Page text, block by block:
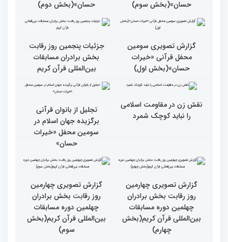
پنجم چهلمین دوره مسابقات
بین المللی قرآن کریم
قرآنی جهان متعلق به قاریان
ایران است
گزارش تصویری سومین
محفل قرآنی «خیرات
حسان»(بخش سوم)
گزارش تصویری سومین
محفل قرآنی «خیرات
حسان»(بخش دوم)
گزارش تصویری سومین
جزئیات پنجمین روز رقابت
بخش برادران مسابقات
بین‌المللی قرآن کریم
نقش زن در مقاومت اسلامی
را نباید کوچک شمرد
تجلیل از بانوان قرآنی
برگزیده جهان اسلام در
سومین محفل «خیرات
حسان»